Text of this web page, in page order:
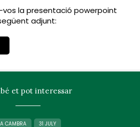
la presentació powerpoint
adjunt:
et pot interessar
CAMBRA 31 JULY